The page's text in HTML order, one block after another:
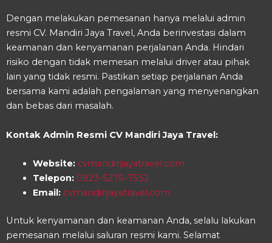
Dengan melakukan pemesanan hanya melalui admin
resmi CV. Mandiri Jaya Travel, Anda berinvestasi dalam
keamanan dan kenyamanan perjalanan Anda. Hindari
risiko dengan tidak memesan melalui driver atau pihak
lain yang tidak resmi. Pastikan setiap perjalanan Anda
bersama kami adalah pengalaman yang menyenangkan
dan bebas dari masalah.
Kontak Admin Resmi CV Mandiri Jaya Travel:
Website: cvmandirijayatravel.com
Telepon: 0823-5275-7552
Email: cvmandirijayatravel.com
Untuk kenyamanan dan keamanan Anda, selalu lakukan
pemesanan melalui saluran resmi kami. Selamat